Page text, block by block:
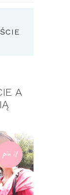
A
pin it